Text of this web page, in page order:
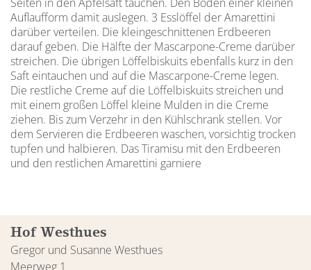
Auflaufform damit auslegen. 3 Esslöffel der Amarettini
darüber verteilen. Die kleingeschnittenen Erdbeeren
darauf geben. Die Hälfte der Mascarpone-Creme darüber
streichen. Die übrigen Löffelbiskuits ebenfalls kurz in den
Saft eintauchen und auf die Mascarpone-Creme legen.
Die restliche Creme auf die Löffelbiskuits streichen und
mit einem großen Löffel kleine Mulden in die Creme
ziehen. Bis zum Verzehr in den Kühlschrank stellen. Vor
dem Servieren die Erdbeeren waschen, vorsichtig trocken
tupfen und halbieren. Das Tiramisu mit den Erdbeeren
und den restlichen Amarettini garniere
Hof Westhues
Gregor und Susanne Westhues
Meerweg 1